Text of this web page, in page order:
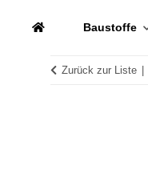
Baustoffe
Zurück zur Liste